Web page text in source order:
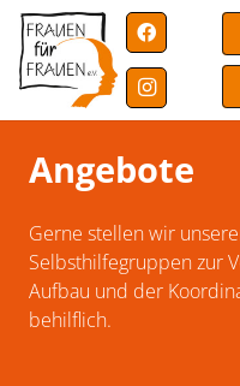
Angebote
Gerne stellen wir
Selbsthilfegruppen zur
Aufbau und der
behilflich.